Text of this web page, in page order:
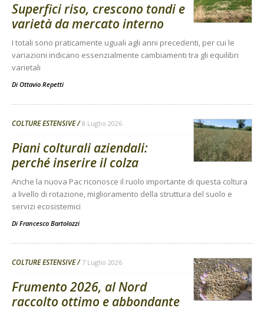
Superfici riso, crescono tondi e
varietà da mercato interno
I totali sono praticamente uguali agli anni precedenti, per cui le
variazioni indicano essenzialmente cambiamenti tra gli equilibri
varietali
Di Ottavio Repetti
COLTURE ESTENSIVE 8 Luglio 2026
Piani colturali aziendali:
perché inserire il colza
Anche la nuova Pac riconosce il ruolo importante di questa coltura
a livello di rotazione, miglioramento della struttura del suolo e
servizi ecosistemici
Di Francesco Bartolozzi
COLTURE ESTENSIVE 7 Luglio 2026
Frumento 2026, al Nord
raccolto ottimo e abbondante